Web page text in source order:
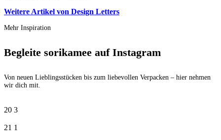
Weitere Artikel von Design Letters
Mehr Inspiration
Begleite sorikamee auf Instagram
Von neuen Lieblingsstücken bis zum liebevollen Verpacken – hier nehmen
wir dich mit.
20 3
21 1